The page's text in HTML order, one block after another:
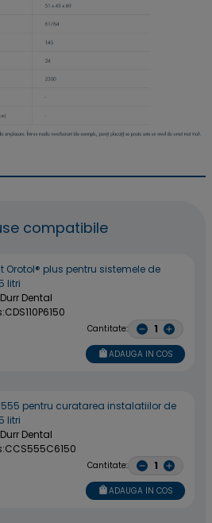
compatibile
Orotol® plus pentru sistemele de
litri
Durr Dental
CDS110P6150
Cantitate:
ADAUGA IN COS
555 pentru curatarea instalatiilor de
litri
Durr Dental
CCS555C6150
Cantitate:
ADAUGA IN COS